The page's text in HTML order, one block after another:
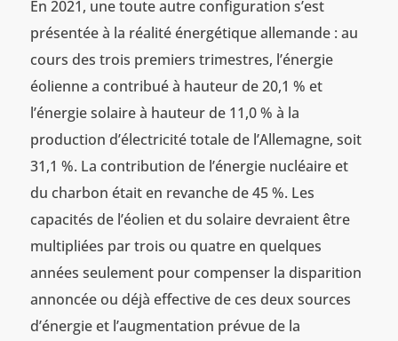
En 2021, une toute autre configuration s’est
présentée à la réalité énergétique allemande : au
cours des trois premiers trimestres, l’énergie
éolienne a contribué à hauteur de 20,1 % et
l’énergie solaire à hauteur de 11,0 % à la
production d’électricité totale de l’Allemagne, soit
31,1 %. La contribution de l’énergie nucléaire et
du charbon était en revanche de 45 %. Les
capacités de l’éolien et du solaire devraient être
multipliées par trois ou quatre en quelques
années seulement pour compenser la disparition
annoncée ou déjà effective de ces deux sources
d’énergie et l’augmentation prévue de la